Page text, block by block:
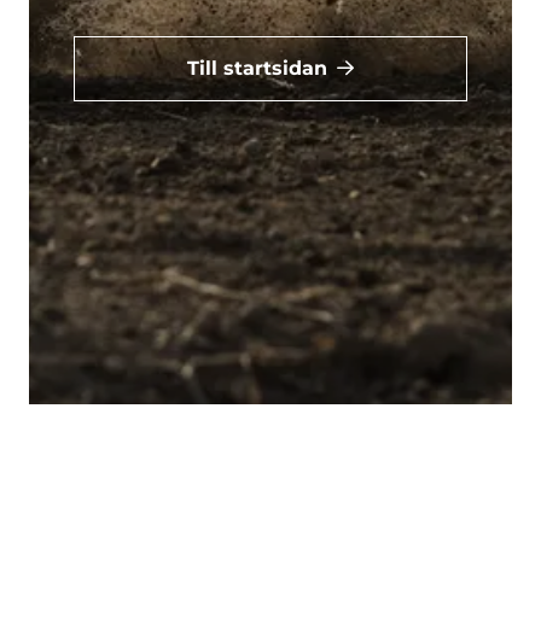
Till startsidan